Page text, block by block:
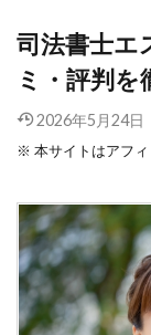
司法書士エ
ミ・評判を
2026年5月24日
※ 本サイトはアフィ